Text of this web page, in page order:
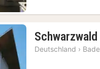
Deutschland ›